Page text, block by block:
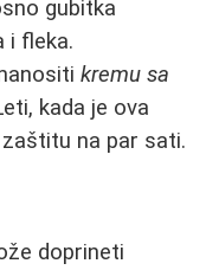
gubitka
i fleka.
kremu sa
kada je ova
na par sati.
doprineti